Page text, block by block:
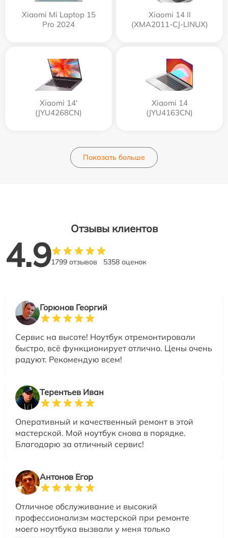
Xiaomi Mi Laptop 15
Pro 2024
Xiaomi 14 II
(XMA2011-CJ-LINUX)
Xiaomi 14'
(JYU4268CN)
Xiaomi 14
(JYU4163CN)
Показать больше
Отзывы клиентов
4.91799 отзывов 5358 оценок
Горюнов Георгий
Сервис на высоте! Ноутбук отремонтировали
быстро, всё функционирует отлично. Цены очень
радуют. Рекомендую всем!
Терентьев Иван
Оперативный и качественный ремонт в этой
мастерской. Мой ноутбук снова в порядке.
Благодарю за отличный сервис!
Антонов Егор
Отличное обслуживание и высокий
профессионализм мастерской при ремонте
моего ноутбука вызвали у меня только